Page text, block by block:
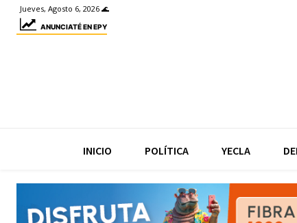
Jueves, Agosto 6, 2026 🌊
ANUNCIATÉ EN EPY
INICIO POLÍTICA YECLA